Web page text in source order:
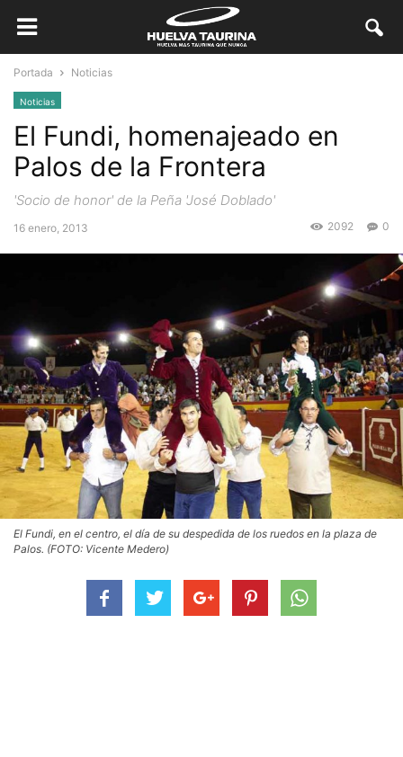
Portada Noticias
Noticias
El Fundi, homenajeado en
Palos de la Frontera
'Socio de honor' de la Peña 'José Doblado'
16 enero, 2013 0
2092
El Fundi, en el centro, el día de su despedida de los ruedos en la plaza de
Palos. (FOTO: Vicente Medero)